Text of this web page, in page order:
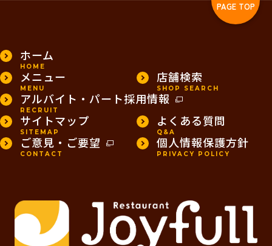
PAGE TOP
ホーム
HOME
メニュー
MENU
店舗検索
SHOP SEARCH
アルバイト・パート採用情報
RECRUIT
サイトマップ
SITEMAP
よくある質問
Q&A
ご意見・ご要望
CONTACT
個人情報保護方針
PRIVACY POLICY